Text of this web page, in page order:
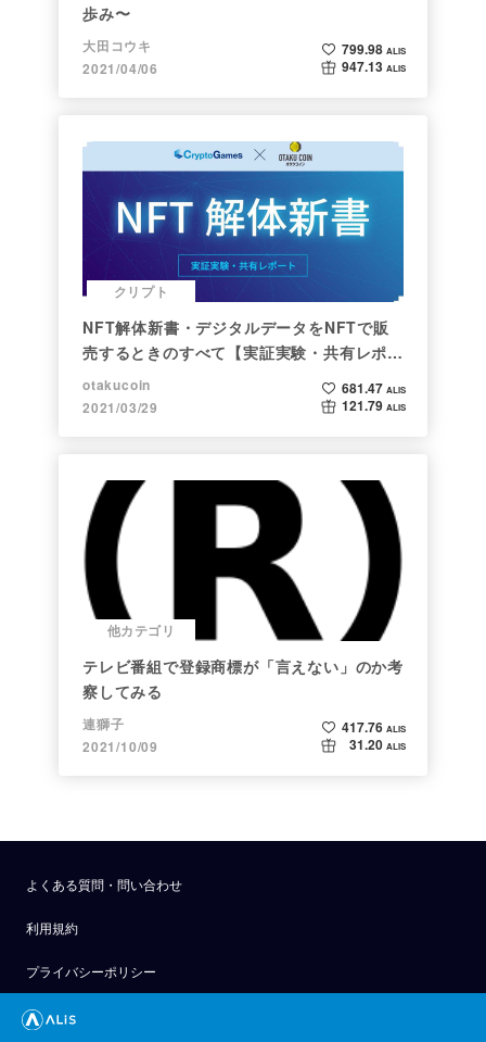
歩み〜
大田コウキ
2021/04/06
799.98 ALIS
947.13 ALIS
クリプト
NFT解体新書・デジタルデータをNFTで販
売するときのすべて【実証実験・共有レポー
ト】
otakucoin
2021/03/29
681.47 ALIS
121.79 ALIS
他カテゴリ
テレビ番組で登録商標が「言えない」のか考
察してみる
連獅子
2021/10/09
417.76 ALIS
31.20 ALIS
よくある質問・問い合わせ
利用規約
プライバシーポリシー
公式アナウンス